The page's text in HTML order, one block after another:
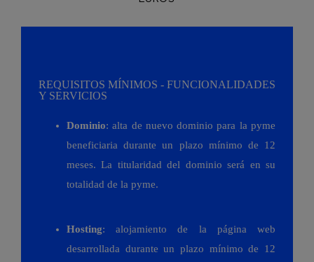
REQUISITOS MÍNIMOS - FUNCIONALIDADES
Y SERVICIOS
Dominio: alta de nuevo dominio para la pyme
beneficiaria durante un plazo mínimo de 12
meses. La titularidad del dominio será en su
totalidad de la pyme.
Hosting: alojamiento de la página web
desarrollada durante un plazo mínimo de 12